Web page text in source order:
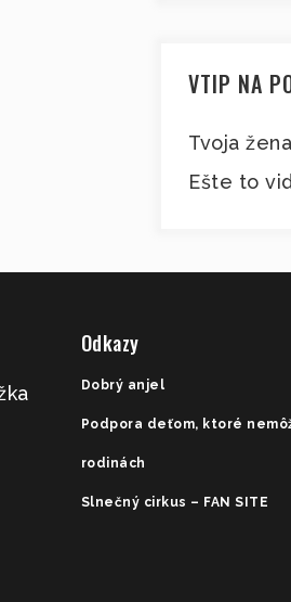
VTIP NA
Tvoja
Ešte to
Odkazy
Dobrý anjel
Podpora deťom, ktoré
rodinách
Slnečný cirkus – FAN SITE